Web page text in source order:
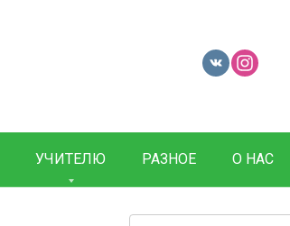
УЧИТЕЛЮ РАЗНОЕ О НАС